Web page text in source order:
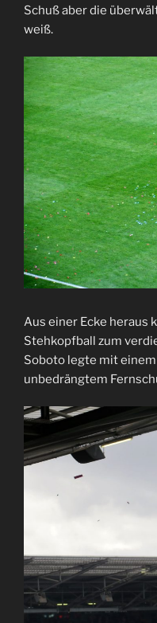
Schuß aber die
weiß.
Aus einer Ecke heraus
Stehkopfball zum
Soboto legte mit
unbedrängtem